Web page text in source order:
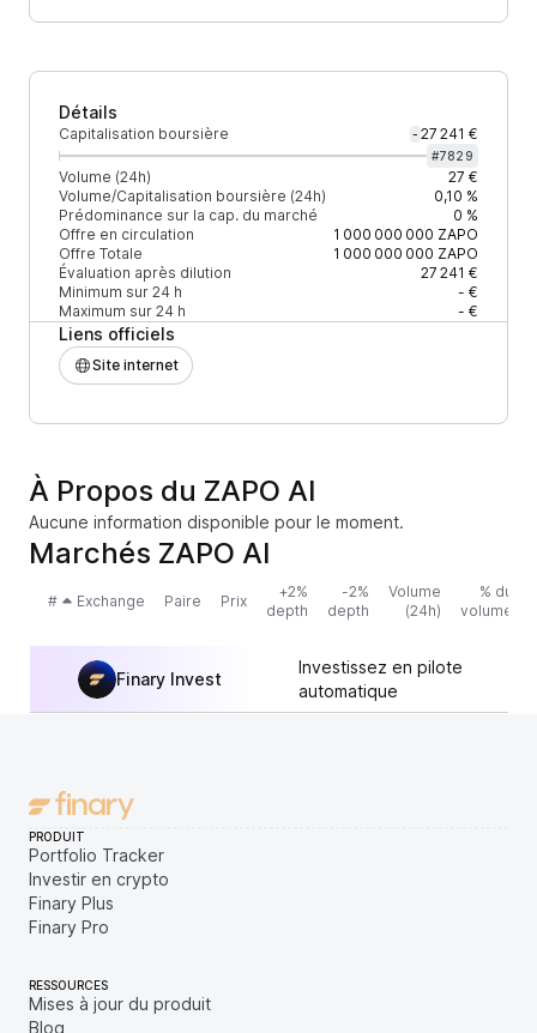
Détails
Capitalisation boursière - 27 241 €
#7829
Volume (24h)
27 €
Volume/Capitalisation boursière (24h)
0,10 %
Prédominance sur la cap. du marché
0 %
Offre en circulation
1 000 000 000 ZAPO
Offre Totale
1 000 000 000 ZAPO
Évaluation après dilution
27 241 €
Minimum sur 24 h
- €
Maximum sur 24 h
- €
Liens officiels
Site internet
À Propos du ZAPO AI
Aucune information disponible pour le moment.
Marchés ZAPO AI
# Exchange Paire Prix
+2%
depth
-2%
depth
Volume
(24h)
% du
volume
Finary Invest
Investissez en pilote
automatique
PRODUIT
Portfolio Tracker
Investir en crypto
Finary Plus
Finary Pro
RESSOURCES
Mises à jour du produit
Blog